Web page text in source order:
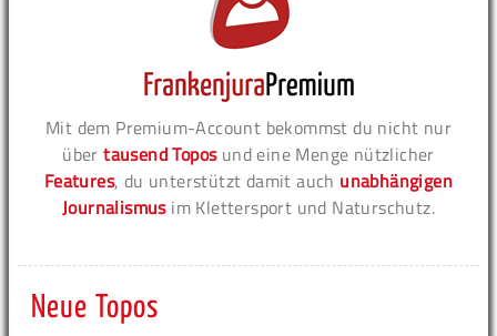
Mit dem Premium-Account bekommst du nicht nur
übertausend Toposund eine Menge nützlicher
Features, du unterstützt damit auch unabhängigen
Journalismusim Klettersport und Naturschutz.
Neue Topos